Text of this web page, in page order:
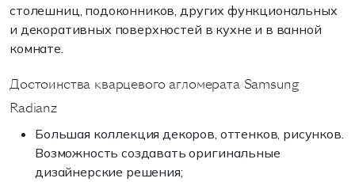
столешниц, подоконников, других функциональных
и декоративных поверхностей в кухне и в ванной
комнате.
Достоинства кварцевого агломерата Samsung
Radianz
Большая коллекция декоров, оттенков, рисунков.
Возможность создавать оригинальные
дизайнерские решения;